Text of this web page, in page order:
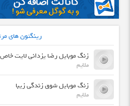
رینگتون های
زنگ موبایل رضا یزدانی لایت خاص
ملایم
زنگ موبایل شوق زندگی زیبا
ملایم